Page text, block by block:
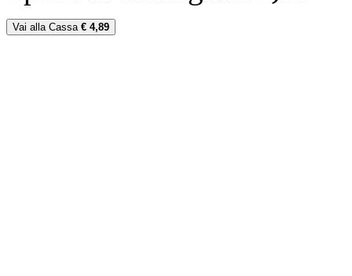
Vai alla Cassa € 4,89